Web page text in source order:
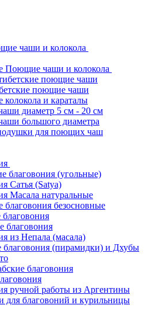
чаши и колокола
Поющие чаши и колокола
поющие чаши
поющие чаши
колокола и караталы
диаметр 5 см - 20 см
большого диаметра
для поющих чаш
благовония (угольные)
Сатья (Satya)
Масала натуральные
благовония безосновные
благовония
из Непала (масала)
благовония (пирамидки) и Дхубы
благовония
ручной работы из Аргентины
для благовоний и курильницы